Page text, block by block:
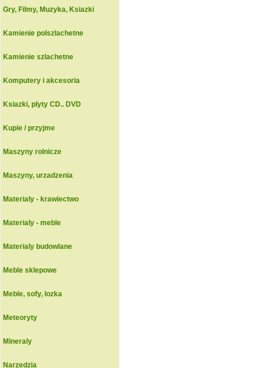
Gry, Filmy, Muzyka, Ksiazki
Kamienie polszlachetne
Kamienie szlachetne
Komputery i akcesoria
Ksiazki, plyty CD.. DVD
Kupie / przyjme
Maszyny rolnicze
Maszyny, urzadzenia
Materialy - krawiectwo
Materialy - meble
Materialy budowlane
Meble sklepowe
Meble, sofy, lozka
Meteoryty
Mineraly
Narzedzia